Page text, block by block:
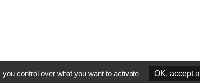
control over what you want to activate OK, accept all